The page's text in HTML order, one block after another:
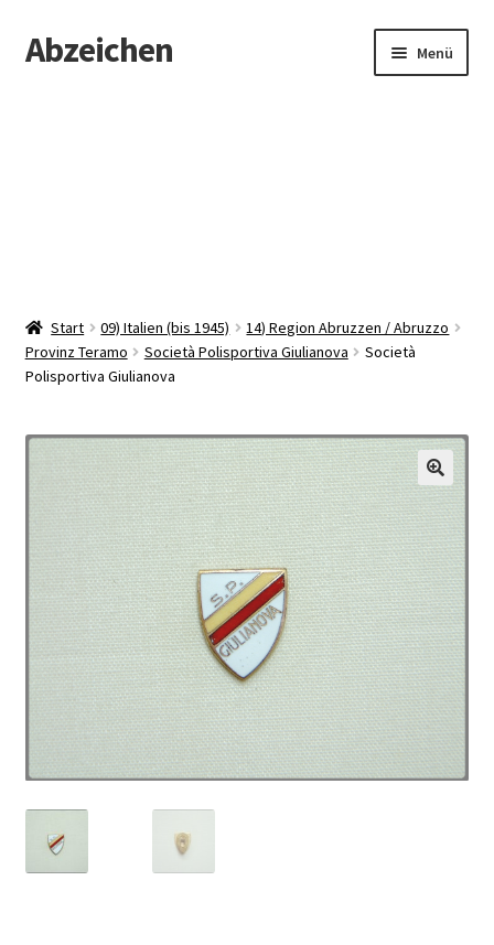
Zur
Navigation
Zum
Inhalt
Abzeichen Menü
Start 09) Italien (bis 1945)
14) Region Abruzzen / Abruzzo
Provinz Teramo
Società Polisportiva Giulianova
Società
Polisportiva Giulianova